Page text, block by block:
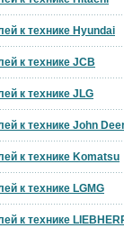
к технике Hyundai
к технике JCB
к технике JLG
к технике John
к технике Komatsu
к технике LGMG
к технике